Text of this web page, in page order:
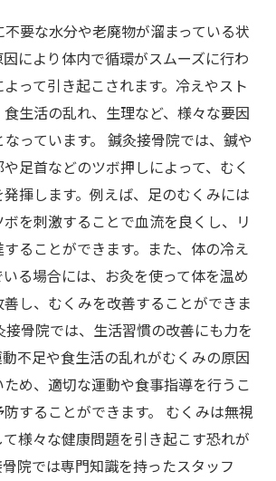
要な水分や老廃物が溜まっている状
により体内で循環がスムーズに行わ
って引き起こされます。冷えやスト
生活の乱れ、生理など、様々な要因
っています。 鍼灸接骨院では、鍼や
足首などのツボ押しによって、むく
揮します。例えば、足のむくみには
を刺激することで血流を良くし、リ
ることができます。また、体の冷え
る場合には、お灸を使って体を温め
し、むくみを改善することができま
接骨院では、生活習慣の改善にも力を
不足や食生活の乱れがむくみの原因
め、適切な運動や食事指導を行うこ
することができます。 むくみは無視
様々な健康問題を引き起こす恐れが
院では専門知識を持ったスタッフ